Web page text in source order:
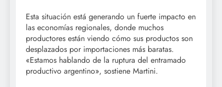
Esta situación está generando un fuerte impacto en
las economías regionales, donde muchos
productores están viendo cómo sus productos son
desplazados por importaciones más baratas.
«Estamos hablando de la ruptura del entramado
productivo argentino», sostiene Martini.